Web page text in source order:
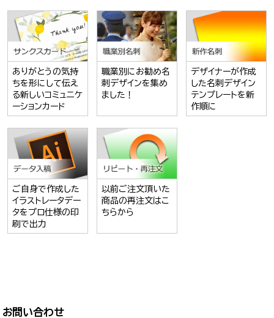
ありがとうの気持
ちを形にして伝え
る新しいコミュニケ
ーションカード
職業別にお勧め名
刺デザインを集め
ました！
デザイナーが作成
した名刺デザイン
テンプレートを新
作順に
ご自身で作成した
イラストレータデー
タをプロ仕様の印
刷で出力
以前ご注文頂いた
商品の再注文はこ
ちらから
お問い合わせ